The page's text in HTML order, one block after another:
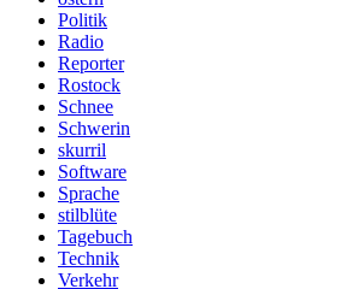
Politik
Radio
Reporter
Rostock
Schnee
Schwerin
skurril
Software
Sprache
stilblüte
Tagebuch
Technik
Verkehr